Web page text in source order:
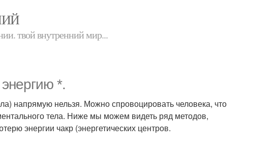
твой внутренний мир...
*.
напрямую нельзя. Можно спровоцировать человека, что
тела. Ниже мы можем видеть ряд методов,
энергии чакр (энергетических центров.